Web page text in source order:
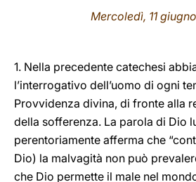
Mercoledì, 11
1. Nella precedente catechesi
l’interrogativo dell’uomo di ogni
Provvidenza divina, di fronte alla
della sofferenza. La parola di Dio
perentoriamente afferma che
Dio) la malvagità non può
che Dio permette il male nel